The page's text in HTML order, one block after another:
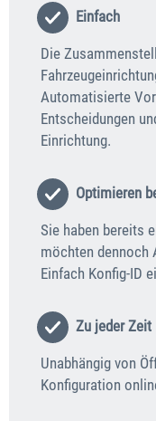
Einfach
Die
Automatisierte
Entscheidungen
Einrichtung.
Optimieren
Sie haben bereits
möchten dennoch
Einfach Konfig-ID
Zu jeder Zeit
Unabhängig von
Konfiguration